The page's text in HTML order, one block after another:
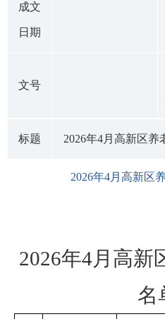
成文
日期
文号
标题 2026年4月高新区养
2026年4月高新区
2026年4月高新
名